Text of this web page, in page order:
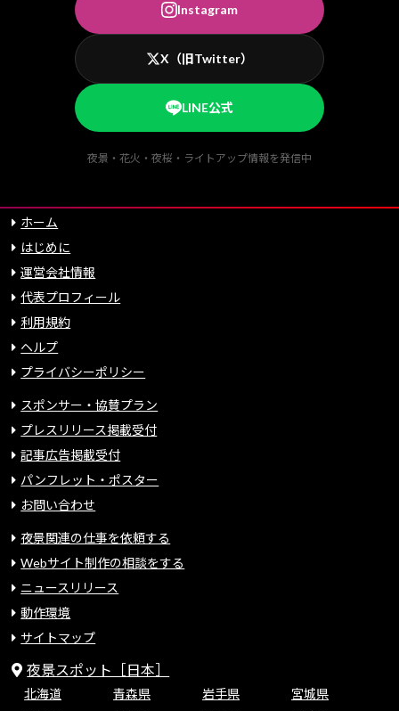
Instagram
X（旧Twitter）
LINE公式
夜景・花火・夜桜・ライトアップ情報を発信中
ホーム
はじめに
運営会社情報
代表プロフィール
利用規約
ヘルプ
プライバシーポリシー
スポンサー・協賛プラン
プレスリリース掲載受付
記事広告掲載受付
パンフレット・ポスター
お問い合わせ
夜景関連の仕事を依頼する
Webサイト制作の相談をする
ニュースリリース
動作環境
サイトマップ
夜景スポット［日本］
北海道 青森県 岩手県
宮城県